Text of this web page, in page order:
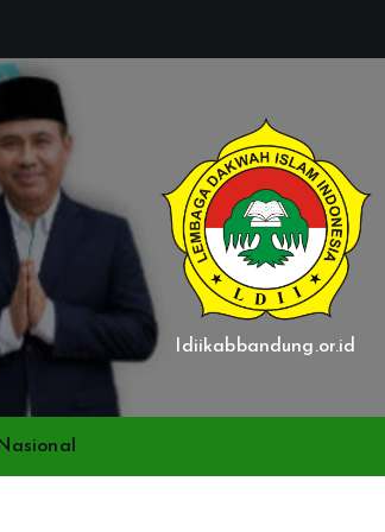
ldiikabbandung.or.id
Nasional